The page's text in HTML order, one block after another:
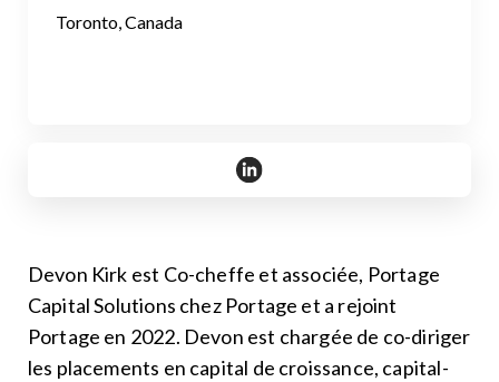
Toronto, Canada
https://www.linkedin.com/in/
Devon Kirk est Co-cheffe et associée, Portage
Capital Solutions chez Portage et a rejoint
Portage en 2022. Devon est chargée de co-diriger
les placements en capital de croissance, capital-